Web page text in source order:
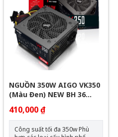
lượng Số lượng cable kết nối1
x ATX 24-PIN (20+4) dài
650mm 2 x CPU 8-PIN (4+4)
dài 650mm 1 x PCIe 6+2 Pins
x 2 dài 500mm+150mm 4 x
SATA (4 SATA) dài
450+150+150mm 2 x
PERIPHERAL (4-PIN)
NGUỒN 350W AIGO VK350
(Màu Đen) NEW BH 36
410,000 ₫
Công suất tối đa 350w Phù